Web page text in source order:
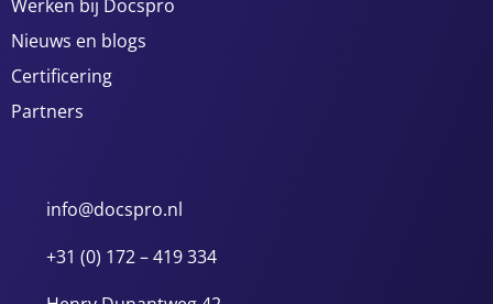
Werken bij Docspro
Nieuws en blogs
Certificering
Partners
info@docspro.nl
+31 (0) 172 – 419 334